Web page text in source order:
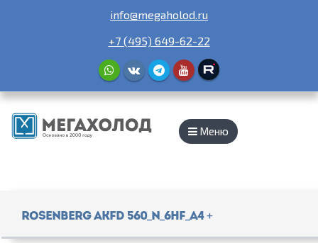
info@megaholod.ru
+7 (495) 649-62-22
Меню
Rosenberg AKFD 560_N_6HF_A4 +